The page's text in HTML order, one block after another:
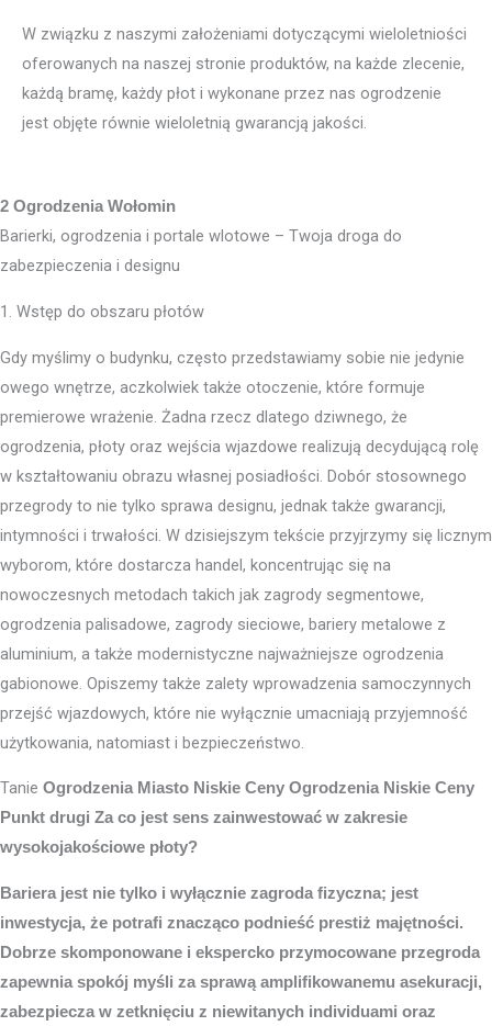
W związku z naszymi założeniami dotyczącymi wieloletniości
oferowanych na naszej stronie produktów, na każde zlecenie,
każdą bramę, każdy płot i wykonane przez nas ogrodzenie
jest objęte równie wieloletnią gwarancją jakości.
2 Ogrodzenia Wołomin
Barierki, ogrodzenia i portale wlotowe – Twoja droga do
zabezpieczenia i designu
1. Wstęp do obszaru płotów
Gdy myślimy o budynku, często przedstawiamy sobie nie jedynie
owego wnętrze, aczkolwiek także otoczenie, które formuje
premierowe wrażenie. Żadna rzecz dlatego dziwnego, że
ogrodzenia, płoty oraz wejścia wjazdowe realizują decydującą rolę
w kształtowaniu obrazu własnej posiadłości. Dobór stosownego
przegrody to nie tylko sprawa designu, jednak także gwarancji,
intymności i trwałości. W dzisiejszym tekście przyjrzymy się licznym
wyborom, które dostarcza handel, koncentrując się na
nowoczesnych metodach takich jak zagrody segmentowe,
ogrodzenia palisadowe, zagrody sieciowe, bariery metalowe z
aluminium, a także modernistyczne najważniejsze ogrodzenia
gabionowe. Opiszemy także zalety wprowadzenia samoczynnych
przejść wjazdowych, które nie wyłącznie umacniają przyjemność
użytkowania, natomiast i bezpieczeństwo.
Tanie Ogrodzenia Miasto Niskie Ceny Ogrodzenia Niskie Ceny
Punkt drugi Za co jest sens zainwestować w zakresie
wysokojakościowe płoty?
Bariera jest nie tylko i wyłącznie zagroda fizyczna; jest
inwestycja, że potrafi znacząco podnieść prestiż majętności.
Dobrze skomponowane i ekspercko przymocowane przegroda
zapewnia spokój myśli za sprawą amplifikowanemu asekuracji,
zabezpiecza w zetknięciu z niewitanych individuami oraz